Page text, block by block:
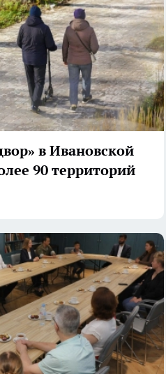
в Ивановской
90 территорий